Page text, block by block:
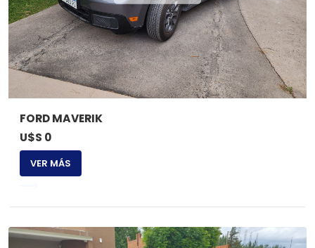
FORD MAVERIK
U$S 0
VER MÁS